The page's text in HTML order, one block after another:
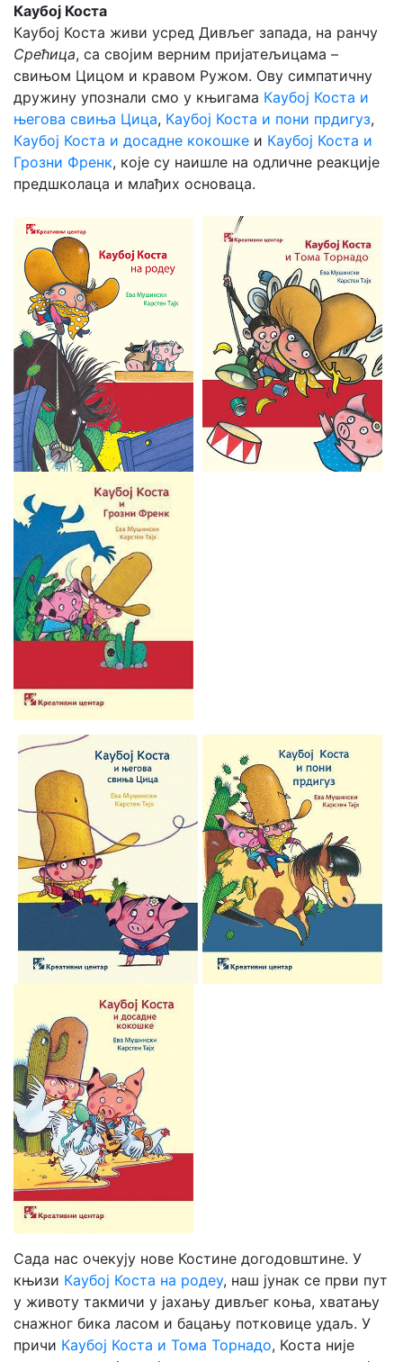
Каубој Коста
Каубој Коста живи усред Дивљег запада, на ранчу
Срећица, са својим верним пријатељицама –
свињом Цицом и кравом Ружом. Ову симпатичну
дружину упознали смо у књигама Каубој Коста и
његова свиња Цица, Каубој Коста и пони прдигуз,
Каубој Коста и досадне кокошке и Каубој Коста и
Грозни Френк, које су наишле на одличне реакције
предшколаца и млађих основаца.
Сада нас очекују нове Костине догодовштине. У
књизи Каубој Коста на родеу, наш јунак се први пут
у животу такмичи у јахању дивљег коња, хватању
снажног бика ласом и бацању потковице удаљ. У
причи Каубој Коста и Тома Торнадо, Коста није